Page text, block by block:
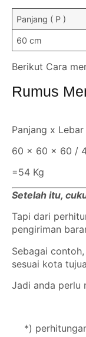
Panjang ( P )
60 cm
Berikut Cara
Rumus
Panjang x
60 x 60 x 60 /
=54 Kg
Setelah itu,
Tapi dari
pengiriman
Sebagai
sesuai kota
Jadi anda perlu
*)